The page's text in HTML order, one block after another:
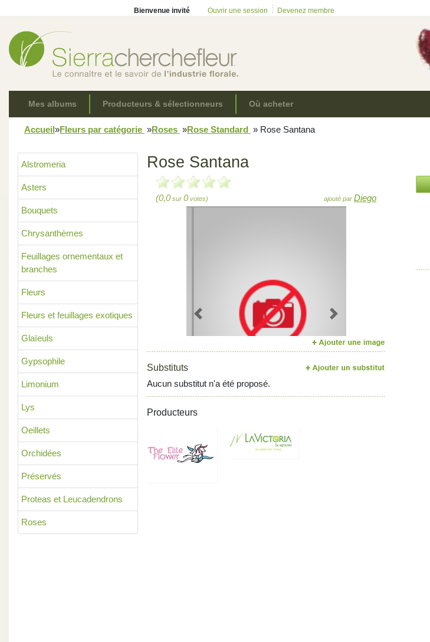
Bienvenue invité Ouvrir une session Devenez membre
Mes albums Producteurs & sélectionneurs Où acheter
Accueil»Fleurs par catégorie »Roses »Rose Standard » Rose Santana
Alstromeria
Asters
Bouquets
Chrysanthèmes
Feuillages ornementaux et
branches
Fleurs
Fleurs et feuillages exotiques
Glaïeuls
Gypsophile
Limonium
Lys
Oeillets
Orchidées
Préservés
Proteas et Leucadendrons
Roses
Rose Santana
(0,0sur 0votes) ajouté parDiego
Previous Next
Substituts
Aucun substitut n'a été proposé.
Producteurs